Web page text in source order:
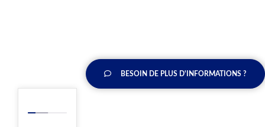
BESOIN DE PLUS D'INFORMATIONS ?